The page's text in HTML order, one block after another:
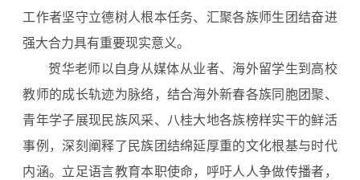
工作者坚守立德树人根本任务、汇聚各族师生团结奋进
强大合力具有重要现实意义。
贺华老师以自身从媒体从业者、海外留学生到高校
教师的成长轨迹为脉络，结合海外新春各族同胞团聚、
青年学子展现民族风采、八桂大地各族榜样实干的鲜活
事例，深刻阐释了民族团结绵延厚重的文化根基与时代
内涵。立足语言教育本职使命，呼吁人人争做传播者，